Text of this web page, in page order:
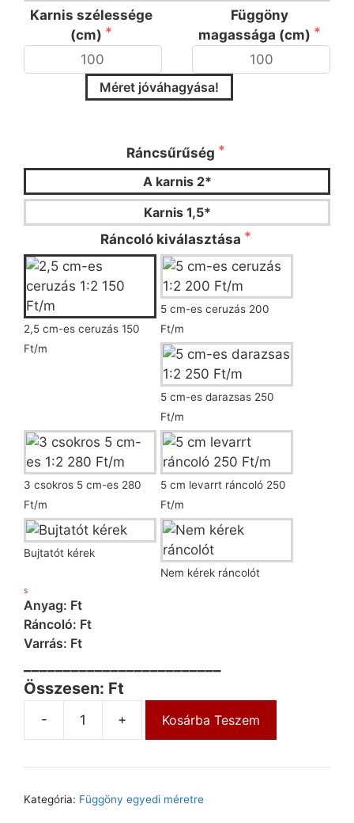
Karnis szélessége
(cm)
Függöny
magassága (cm)
Méret jóváhagyása!
Ráncsűrűség
A karnis 2*
Karnis 1,5*
Ráncoló kiválasztása
2,5 cm-es ceruzás 150
Ft/m
5 cm-es ceruzás 200
Ft/m
5 cm-es darazsas 250
Ft/m
3 csokros 5 cm-es 280
Ft/m
5 cm levarrt ráncoló 250
Ft/m
Bujtatót kérek
Nem kérek ráncolót
S
Anyag: Ft
Ráncoló: Ft
Varrás: Ft
Összesen: Ft
- + Kosárba Teszem
Kategória: Függöny egyedi méretre